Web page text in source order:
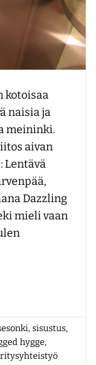
kotoisaa
naisia ja
meininki.
aivan
Lentävä
Dazzling
mieli vaan
,sisustus,
hygge,